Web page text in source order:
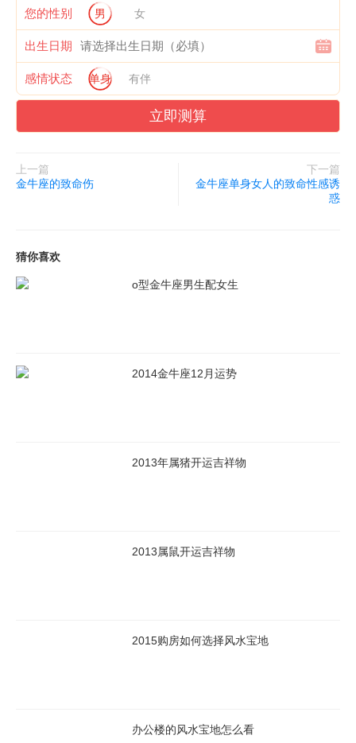
您的性别 男 女
出生日期
感情状态 单身 有伴
立即测算
上一篇
金牛座的致命伤
下一篇
金牛座单身女人的致命性感诱
惑
猜你喜欢
o型金牛座男生配女生
2014金牛座12月运势
2013年属猪开运吉祥物
2013属鼠开运吉祥物
2015购房如何选择风水宝地
办公楼的风水宝地怎么看